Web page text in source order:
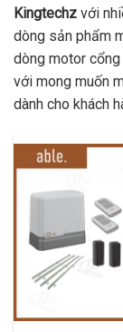
Kingtechz với
dòng sản phẩm
dòng motor
với mong muốn
dành cho khách